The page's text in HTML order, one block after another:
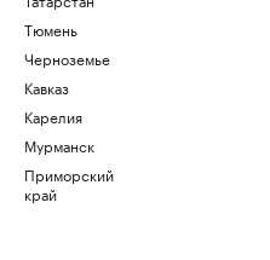
Тюмень
Черноземье
Кавказ
Карелия
Мурманск
Приморский
край